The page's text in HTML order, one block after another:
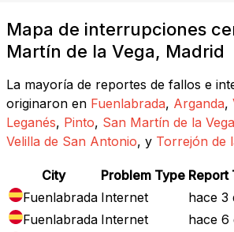
Mapa de interrupciones
Martín de la Vega, Madrid
La mayoría de reportes de fallos e
originaron en Fuenlabrada, Arganda,
Leganés, Pinto, San Martín de la Vega
Velilla de San Antonio, y Torrejón de
City Problem Type Report
Fuenlabrada Internet
hace 3
Fuenlabrada Internet
hace 6